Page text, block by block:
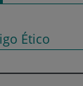
Ético